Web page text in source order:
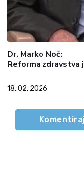
Dr. Marko Noč:
Reforma
18. 02. 2026
Komentiraj